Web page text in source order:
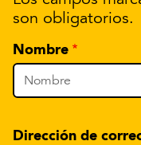
son obligatorios.
Nombre
Dirección de